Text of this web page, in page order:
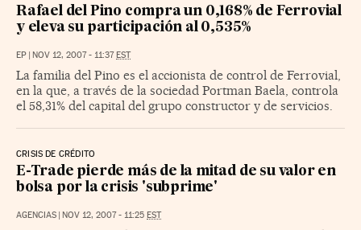
Rafael del Pino compra un 0,168% de Ferrovial
y eleva su participación al 0,535%
EP | NOV 12, 2007 - 11:37EST
La familia del Pino es el accionista de control de Ferrovial,
en la que, a través de la sociedad Portman Baela, controla
el 58,31% del capital del grupo constructor y de servicios.
CRISIS DE CRÉDITO
E-Trade pierde más de la mitad de su valor en
bolsa por la crisis 'subprime'
AGENCIAS | NOV 12, 2007 - 11:25 EST